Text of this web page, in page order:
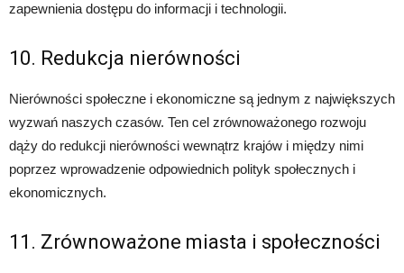
zapewnienia dostępu do informacji i technologii.
10. Redukcja nierówności
Nierówności społeczne i ekonomiczne są jednym z największych
wyzwań naszych czasów. Ten cel zrównoważonego rozwoju
dąży do redukcji nierówności wewnątrz krajów i między nimi
poprzez wprowadzenie odpowiednich polityk społecznych i
ekonomicznych.
11. Zrównoważone miasta i społeczności